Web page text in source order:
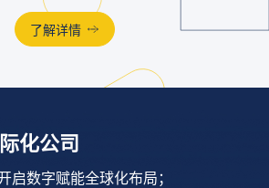
了解详情
化公司
启数字赋能全球化布局；